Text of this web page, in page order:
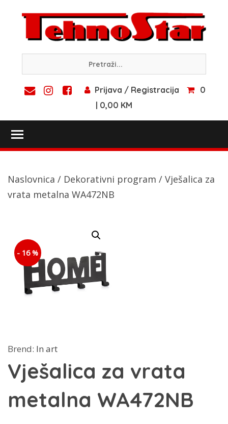
content
Prijava / Registracija
0
| 0,00 KM
Naslovnica / Dekorativni program / Vješalica za
vrata metalna WA472NB
- 16 %
Brend: In art
Vješalica za vrata
metalna WA472NB